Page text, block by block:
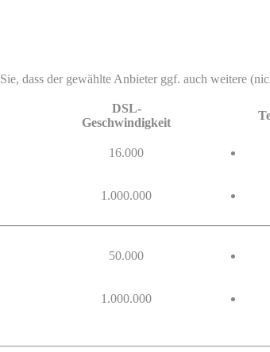
dass der gewählte Anbieter ggf. auch weitere
DSL-
Geschwindigkeit
16.000
1.000.000
50.000
1.000.000